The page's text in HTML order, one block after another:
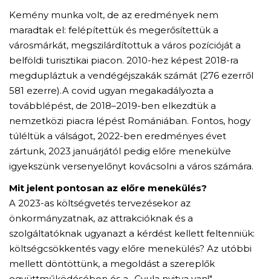
Kemény munka volt, de az eredmények nem
maradtak el: felépítettük és megerősítettük a
városmárkát, megszilárdítottuk a város pozícióját a
belföldi turisztikai piacon. 2010-hez képest 2018-ra
megdupláztuk a vendégéjszakák számát (276 ezerről
581 ezerre).A covid ugyan megakadályozta a
továbblépést, de 2018–2019-ben elkezdtük a
nemzetközi piacra lépést Romániában. Fontos, hogy
túléltük a válságot, 2022-ben eredményes évet
zártunk, 2023 januárjától pedig előre menekülve
igyekszünk versenyelőnyt kovácsolni a város számára.
Mit jelent pontosan az előre menekülés?
A 2023-as költségvetés tervezésekor az
önkormányzatnak, az attrakcióknak és a
szolgáltatóknak ugyanazt a kérdést kellett feltenniük:
költségcsökkentés vagy előre menekülés? Az utóbbi
mellett döntöttünk, a megoldást a szereplők